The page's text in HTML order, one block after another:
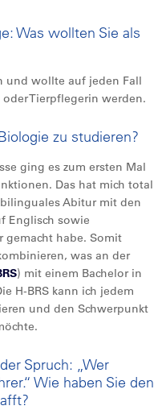
Was wollten Sie als
und wollte auf jeden Fall
Tierpflegerin werden.
zu studieren?
ging es zum ersten Mal
Das hat mich total
Abitur mit den
Englisch sowie
gemacht habe. Somit
was an der
) mit einem Bachelor in
H-BRS kann ich jedem
und den Schwerpunkt
Spruch: „Wer
Wie haben Sie den